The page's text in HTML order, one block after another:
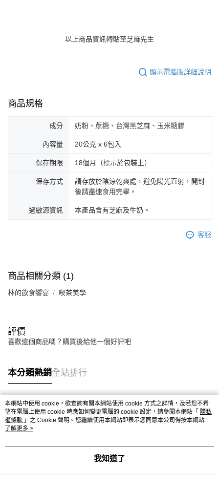
以上商品資訊轉貼至芝麻先生
顯示電腦版詳細說明
商品規格
成分 奶粉、蔗糖、台灣黑芝麻、玉米糖膠
內容量 20公克 x 6包入
保存期限 18個月（標示於包裝上）
保存方式
請存放於陰涼乾爽處，避免陽光直射，開封
後請盡速食用完畢。
過敏源資訊 本產品含有芝麻及牛奶。
客服
商品相關分類 (1)
林的飲食饗宴 喫茶美學
評價
喜歡這個商品嗎？購買後給他一個好評吧
本分類熱銷全站排行
熱門標籤
本網站中使用 cookie，欲查詢有關本網站使用 cookie 方式之詳情，及若您不希
望在電腦上使用 cookie 時應如何變更電腦的 cookie 設定，請參閱本網站「 隱私
權條款 」之 Cookie 聲明。您繼續使用本網站即表示您同意本公司得按本網站使
用條款之 Cookie 聲明使用 cookie。
了解更多 >
我知道了